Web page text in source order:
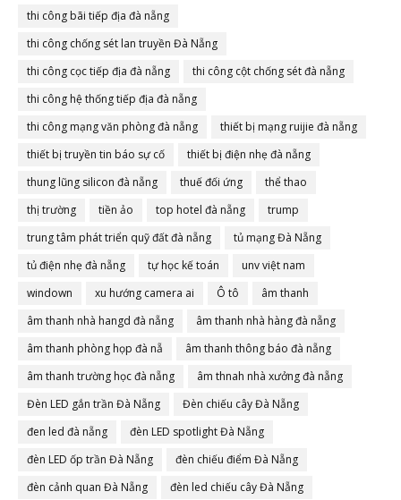
thi công bãi tiếp địa đà nẵng
thi công chống sét lan truyền Đà Nẵng
thi công cọc tiếp địa đà nẵng
thi công cột chống sét đà nẵng
thi công hệ thống tiếp địa đà nẵng
thi công mạng văn phòng đà nẵng
thiết bị mạng ruijie đà nẵng
thiết bị truyền tin báo sự cố
thiết bị điện nhẹ đà nẵng
thung lũng silicon đà nẵng
thuế đối ứng
thể thao
thị trường
tiền ảo top hotel đà nẵng
trump
trung tâm phát triển quỹ đất đà nẵng
tủ mạng Đà Nẵng
tủ điện nhẹ đà nẵng
tự học kế toán
unv việt nam
windown
xu hướng camera ai Ô tô
âm thanh
âm thanh nhà hangd đà nẵng
âm thanh nhà hàng đà nẵng
âm thanh phòng họp đà nẵ
âm thanh thông báo đà nẵng
âm thanh trường học đà nẵng
âm thnah nhà xưởng đà nẵng
Đèn LED gắn trần Đà Nẵng
Đèn chiếu cây Đà Nẵng
đen led đà nẵng
đèn LED spotlight Đà Nẵng
đèn LED ốp trần Đà Nẵng
đèn chiếu điểm Đà Nẵng
đèn cảnh quan Đà Nẵng
đèn led chiếu cây Đà Nẵng